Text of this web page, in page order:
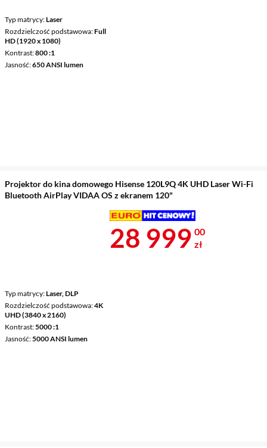
Typ matrycy Laser
Rozdzielczość podstawowa Full
HD (1920 x 1080)
Kontrast 800 :1
Jasność 650 ANSI lumen
Projektor do kina domowego Hisense 120L9Q 4K UHD Laser Wi-Fi
Bluetooth AirPlay VIDAA OS z ekranem 120"
Typ matrycy Laser, DLP
Rozdzielczość podstawowa 4K
UHD (3840 x 2160)
Kontrast 5000 :1
Jasność 5000 ANSI lumen
Cena 28 999
28 999 00
zł